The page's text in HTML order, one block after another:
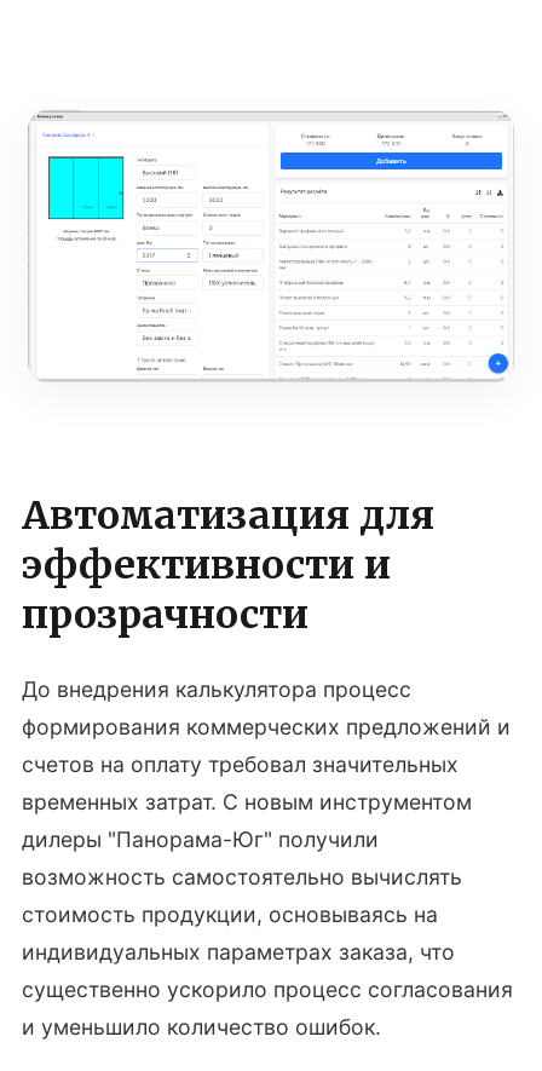
Автоматизация для
эффективности и
прозрачности
До внедрения калькулятора процесс
формирования коммерческих предложений и
счетов на оплату требовал значительных
временных затрат. С новым инструментом
дилеры "Панорама-Юг" получили
возможность самостоятельно вычислять
стоимость продукции, основываясь на
индивидуальных параметрах заказа, что
существенно ускорило процесс согласования
и уменьшило количество ошибок.